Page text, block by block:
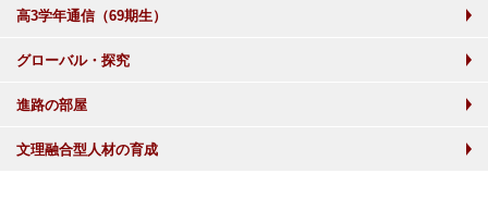
高3学年通信（69期生）
グローバル・探究
進路の部屋
文理融合型人材の育成